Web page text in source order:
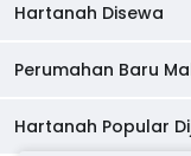
Direktori Ejen
Kondo Dijual
Hartanah Disewa
Kondo Disewa
Perumahan Baru
Perumahan Baru di
Hartanah Popular